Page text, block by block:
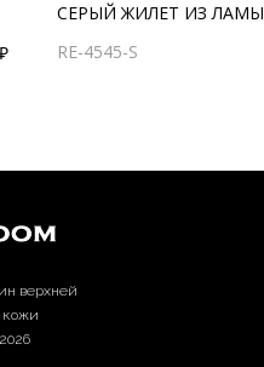
СЕРЫЙ ЖИЛЕТ ИЗ ЛАМЫ
RE-4545-S
верхней
кожи